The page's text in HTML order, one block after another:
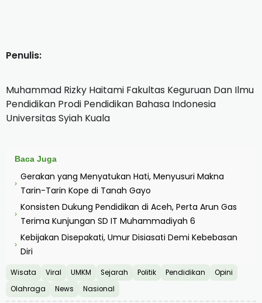
Penulis:
Muhammad Rizky Haitami Fakultas Keguruan Dan Ilmu
Pendidikan Prodi Pendidikan Bahasa Indonesia
Universitas Syiah Kuala
Baca Juga
›
Gerakan yang Menyatukan Hati, Menyusuri Makna
Tarin-Tarin Kope di Tanah Gayo
›
Konsisten Dukung Pendidikan di Aceh, Perta Arun Gas
Terima Kunjungan SD IT Muhammadiyah 6
›
Kebijakan Disepakati, Umur Disiasati Demi Kebebasan
Diri
Wisata Viral UMKM Sejarah Politik Pendidikan
Opini
Olahraga
News Nasional